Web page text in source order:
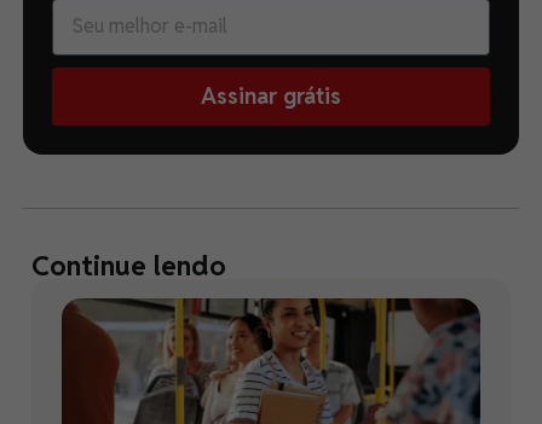
Assinar grátis
Continue lendo